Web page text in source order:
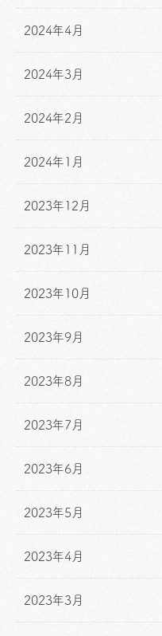
2024年4月
2024年3月
2024年2月
2024年1月
2023年12月
2023年11月
2023年10月
2023年9月
2023年8月
2023年7月
2023年6月
2023年5月
2023年4月
2023年3月